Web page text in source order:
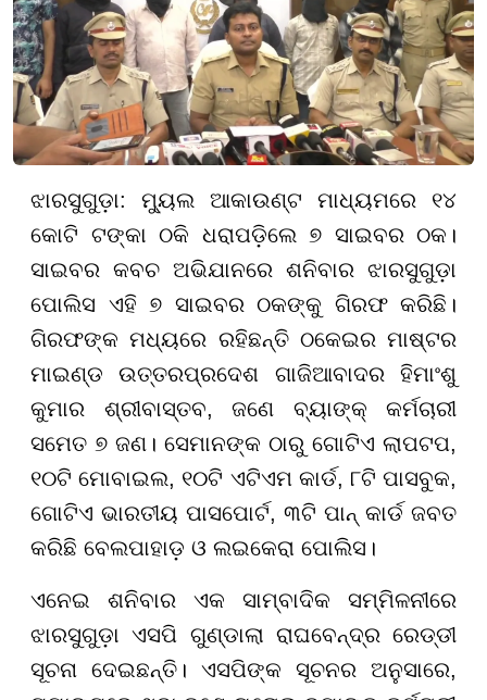
ଝାରସୁଗୁଡ଼ା: ମ୍ୟୁଲ ଆକାଉଣ୍ଟ ମାଧ୍ୟମରେ ୧୪
କୋଟି ଟଙ୍କା ଠକି ଧରାପଡ଼ିଲେ ୭ ସାଇବର ଠକ।
ସାଇବର କବଚ ଅଭିଯାନରେ ଶନିବାର ଝାରସୁଗୁଡ଼ା
ପୋଲିସ ଏହି ୭ ସାଇବର ଠକଙ୍କୁ ଗିରଫ କରିଛି।
ଗିରଫଙ୍କ ମଧ୍ୟରେ ରହିଛନ୍ତି ଠକେଇର ମାଷ୍ଟର
ମାଇଣ୍ଡ ଉତ୍ତରପ୍ରଦେଶ ଗାଜିଆବାଦର ହିମାଂଶୁ
କୁମାର ଶ୍ରୀବାସ୍ତବ, ଜଣେ ବ୍ୟାଙ୍କ୍ କର୍ମଚାରୀ
ସମେତ ୭ ଜଣ। ସେମାନଙ୍କ ଠାରୁ ଗୋଟିଏ ଲାପଟପ,
୧୦ଟି ମୋବାଇଲ, ୧୦ଟି ଏଟିଏମ କାର୍ଡ, ୮ଟି ପାସବୁକ,
ଗୋଟିଏ ଭାରତୀୟ ପାସପୋର୍ଟ, ୩ଟି ପାନ୍ କାର୍ଡ ଜବତ
କରିଛି ବେଲପାହାଡ଼ ଓ ଲଇକେରା ପୋଲିସ।
ଏନେଇ ଶନିବାର ଏକ ସାମ୍ବାଦିକ ସମ୍ମିଳନୀରେ
ଝାରସୁଗୁଡ଼ା ଏସପି ଗୁଣ୍ଡାଲା ରାଘବେନ୍ଦ୍ର ରେଡ୍ଡୀ
ସୂଚନା ଦେଇଛନ୍ତି। ଏସପିଙ୍କ ସୂଚନର ଅନୁସାରେ,